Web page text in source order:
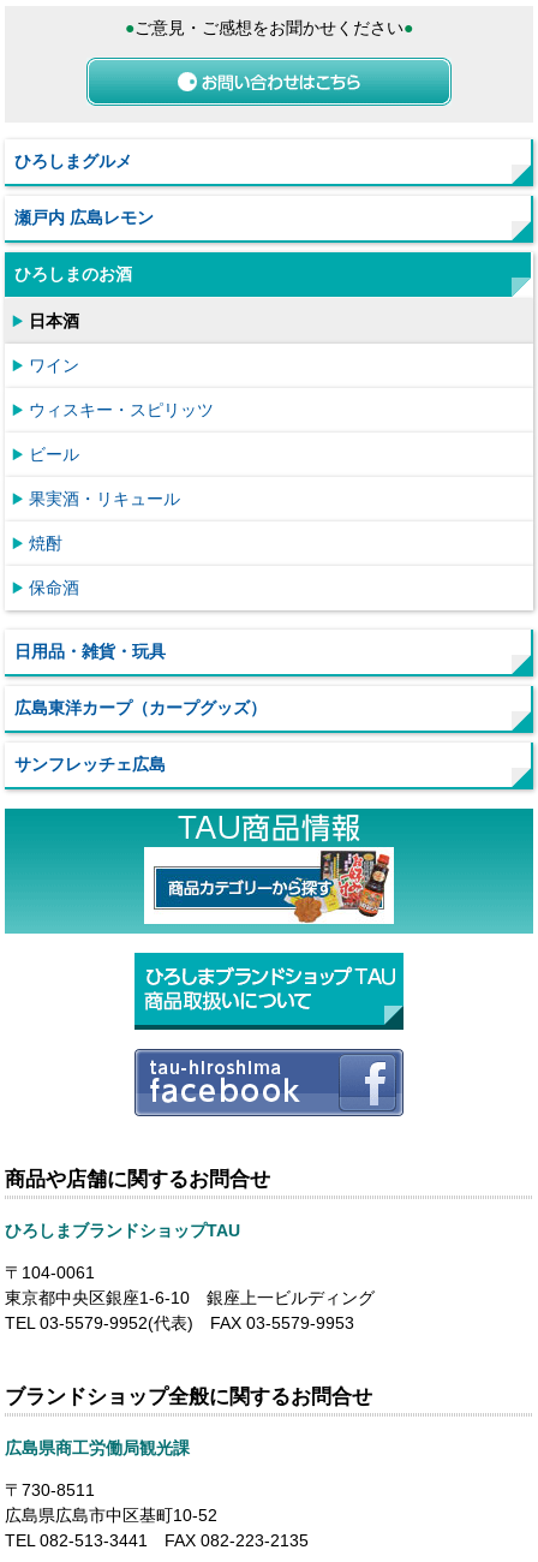
●ご意見・ご感想をお聞かせください●
ひろしまグルメ
瀬戸内 広島レモン
ひろしまのお酒
日本酒
ワイン
ウィスキー・スピリッツ
ビール
果実酒・リキュール
焼酎
保命酒
日用品・雑貨・玩具
広島東洋カープ（カープグッズ）
サンフレッチェ広島
商品や店舗に関するお問合せ
ひろしまブランドショップTAU
〒104-0061
東京都中央区銀座1-6-10 銀座上一ビルディング
TEL 03-5579-9952(代表) FAX 03-5579-9953
ブランドショップ全般に関するお問合せ
広島県商工労働局観光課
〒730-8511
広島県広島市中区基町10-52
TEL 082-513-3441 FAX 082-223-2135